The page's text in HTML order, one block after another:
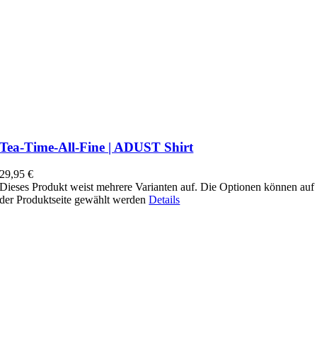
Tea-Time-All-Fine | ADUST Shirt
29,95€
Dieses Produkt weist mehrere Varianten auf. Die Optionen können auf
der Produktseite gewählt werdenDetails